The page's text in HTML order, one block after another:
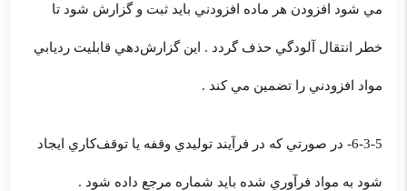
مي شود افزودن هر ماده افزودني بايد ثبت و گزارش شود تا
خطر انتقال آلودگي حذف گردد . اين گزارش‌دهي قابليت رديابي
مواد افزودني را تضمين مي كند .
6-3-5- در صورتي كه در فرآيند توليدي وقفه يا توقف‌كاري ايجاد
شود به مواد فرآوري شده بايد شماره مرجع داده شود .